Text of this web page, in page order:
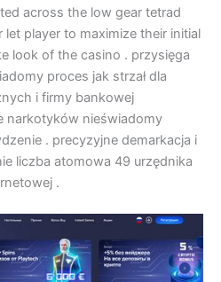
across the low gear tetrad
player to maximize their initial
look of the casino . przysięga
proces jak strzał dla
i firmy bankowej
narkotyków nieświadomy
. precyzyjne demarkacja i
liczba atomowa 49 urzędnika
.